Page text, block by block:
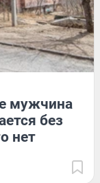
мужчина
без
нет